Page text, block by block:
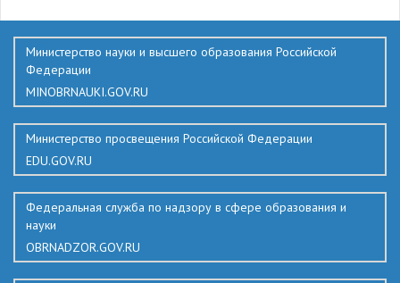
Министерство науки и высшего образования Российской
Федерации
MINOBRNAUKI.GOV.RU
Министерство просвещения Российской Федерации
EDU.GOV.RU
Федеральная служба по надзору в сфере образования и
науки
OBRNADZOR.GOV.RU